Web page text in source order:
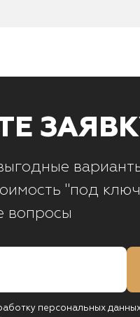
"под
вопросы
персональных